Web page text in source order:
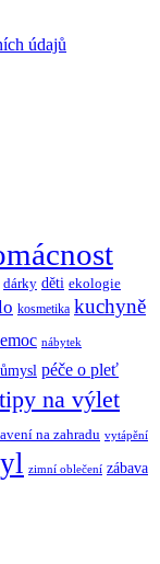
údajů
dárky děti ekologie
kosmetika kuchyně
nábytek
péče o pleť
tipy na výlet
na zahradu vytápění
zimní oblečení zábava